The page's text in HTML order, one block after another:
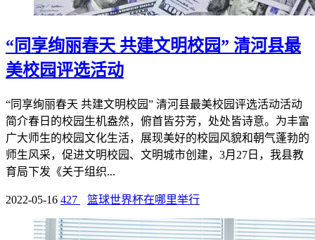
“同享绚丽春天 共建文明校园” 清河县最
美校园评选活动
“同享绚丽春天 共建文明校园” 清河县最美校园评选活动活动
简介春日的校园生机盎然，俯首皆芬芳，处处皆诗意。为丰富
广大师生的校园文化生活，展现美好的校园风貌和朝气蓬勃的
师生风采，促进文明校园、文明城市创建，3月27日，我县教
育局下发《关于组织...
2022-05-16 427 篮球世界杯在哪里举行